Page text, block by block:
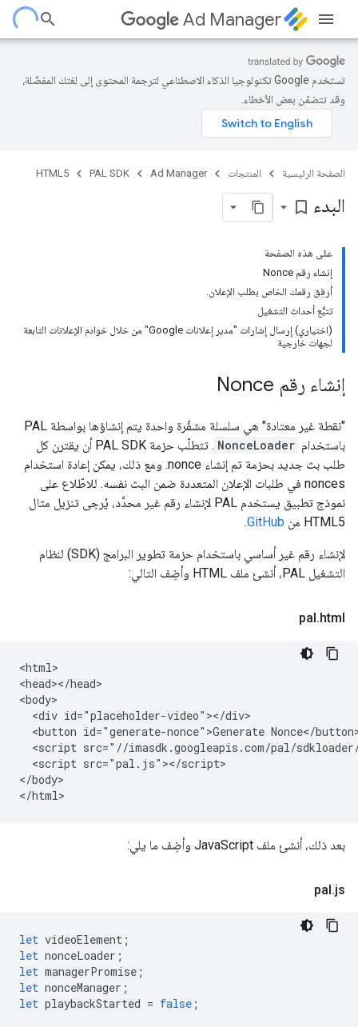
Ad Manager
تستخدم Google تكنولوجيا الذكاء الاصطناعي لترجمة المحتوى إلى لغتك المفضّلة،
وقد تتضمّن بعض الأخطاء.
الصفحة الرئيسية المنتجات Ad Manager
PAL SDK
HTML5
البدء bookmark_border
على هذه الصفحة
إنشاء رقم Nonce
أرفِق رقمك الخاص بطلب الإعلان.
تتبُّع أحداث التشغيل
(اختياري) إرسال إشارات "مدير إعلانات Google" من خلال خوادم الإعلانات التابعة
لجهات خارجية
إنشاء رقم Nonce
"نقطة غير معتادة" هي سلسلة مشفّرة واحدة يتم إنشاؤها بواسطة PAL
باستخدام NonceLoader
. تتطلّب حزمة PAL SDK أن يقترن كل
طلب بث جديد بحزمة تم إنشاء nonce. ومع ذلك، يمكن إعادة استخدام
nonces في طلبات الإعلان المتعددة ضمن البث نفسه. للاطّلاع على
نموذج تطبيق يستخدم PAL لإنشاء رقم غير محدَّد، يُرجى تنزيل مثال
HTML5 من
GitHub
.
لإنشاء رقم غير أساسي باستخدام حزمة تطوير البرامج (SDK) لنظام
التشغيل PAL، أنشئ ملف HTML وأضِف التالي:
pal.html
<html>
<head></head>
<body>
  <div id="placeholder-video"></div>
<button id="generate-nonce">Generate Nonce</
<script src="//imasdk.googleapis.com/pal/
  <script src="pal.js"></script>
</body>
بعد ذلك، أنشئ ملف JavaScript وأضِف ما يلي:
pal.js
let videoElement ;
let nonceLoader ;
let managerPromise ;
let nonceManager ;
let playbackStarted = false ;